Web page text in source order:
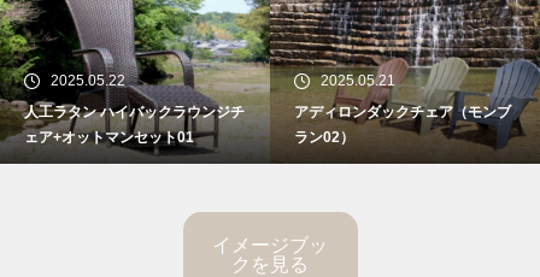
2025.05.22
人工ラタン ハイバックラウンジチ
ェア+オットマンセット01
2025.05.21
アディロンダックチェア（モンブ
ラン02）
イメージブッ
クを見る